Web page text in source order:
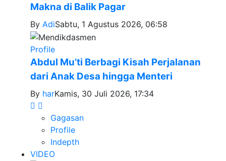
Makna di Balik Pagar
By AdiSabtu, 1 Agustus 2026, 06:58
Profile
Abdul Mu’ti Berbagi Kisah Perjalanan
dari Anak Desa hingga Menteri
By harKamis, 30 Juli 2026, 17:34
Gagasan
Profile
Indepth
VIDEO